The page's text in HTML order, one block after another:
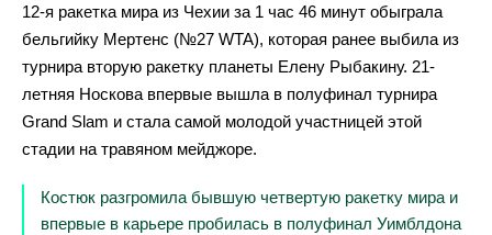
12-я ракетка мира из Чехии за 1 час 46 минут обыграла
бельгийку Мертенс (№27 WTA), которая ранее выбила из
турнира вторую ракетку планеты Елену Рыбакину. 21-
летняя Носкова впервые вышла в полуфинал турнира
Grand Slam и стала самой молодой участницей этой
стадии на травяном мейджоре.
Костюк разгромила бывшую четвертую ракетку мира и
впервые в карьере пробилась в полуфинал Уимблдона